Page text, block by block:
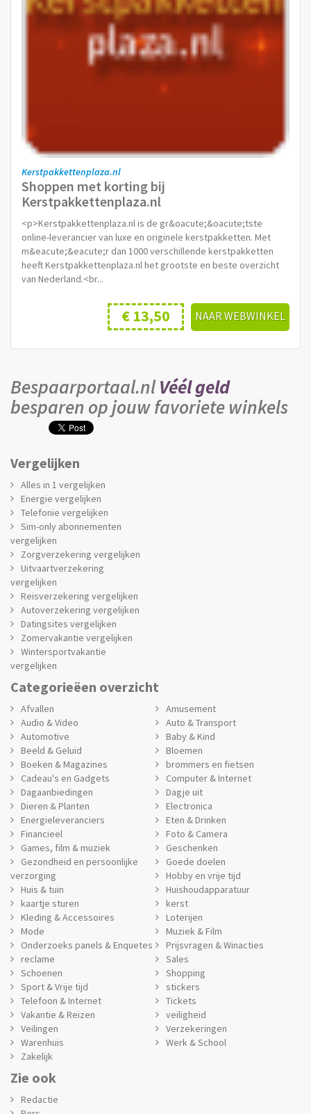
Kerstpakkettenplaza.nl
Shoppen met korting bij
Kerstpakkettenplaza.nl
<p>Kerstpakkettenplaza.nl is de gr&oacute;&oacute;tste
online-leverancier van luxe en originele kerstpakketten. Met
m&eacute;&eacute;r dan 1000 verschillende kerstpakketten
heeft Kerstpakkettenplaza.nl het grootste en beste overzicht
van Nederland.<br...
NAAR WEBWINKEL
€ 13,50
Bespaarportaal.nlVéél geld
besparen op jouw favoriete winkels
Vergelijken
Alles in 1 vergelijken
Energie vergelijken
Telefonie vergelijken
Sim-only abonnementen
vergelijken
Zorgverzekering vergelijken
Uitvaartverzekering
vergelijken
Reisverzekering vergelijken
Autoverzekering vergelijken
Datingsites vergelijken
Zomervakantie vergelijken
Wintersportvakantie
vergelijken
Categorieëen overzicht
Afvallen
Amusement
Audio & Video
Auto & Transport
Automotive
Baby & Kind
Beeld & Geluid
Bloemen
Boeken & Magazines
brommers en fietsen
Cadeau's en Gadgets
Computer & Internet
Dagaanbiedingen
Dagje uit
Dieren & Planten
Electronica
Energieleveranciers
Eten & Drinken
Financieel
Foto & Camera
Games, film & muziek
Geschenken
Gezondheid en persoonlijke
verzorging
Goede doelen
Hobby en vrije tijd
Huis & tuin
Huishoudapparatuur
kaartje sturen
kerst
Kleding & Accessoires
Loterijen
Mode
Muziek & Film
Onderzoeks panels & Enquetes
Prijsvragen & Winacties
reclame
Sales
Schoenen
Shopping
Sport & Vrije tijd
stickers
Telefoon & Internet
Tickets
Vakantie & Reizen
veiligheid
Veilingen
Verzekeringen
Warenhuis
Werk & School
Zakelijk
Zie ook
Redactie